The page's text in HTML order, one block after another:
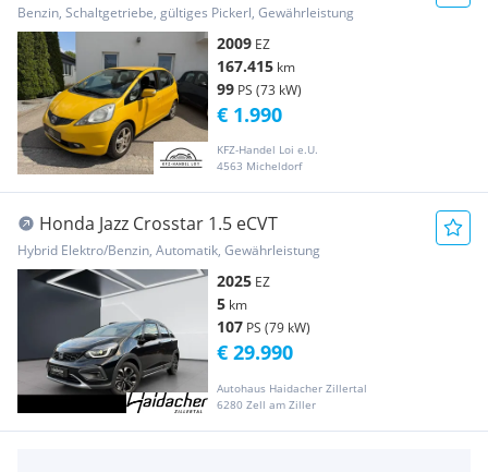
Benzin, Schaltgetriebe, gültiges Pickerl, Gewährleistung
2009 EZ
167.415 km
99 PS (73 kW)
KFZ-Handel Loi e.U.
4563 Micheldorf
€ 1.990
Honda Jazz Crosstar 1.5 eCVT
Hybrid Elektro/Benzin, Automatik, Gewährleistung
2025 EZ
5 km
107 PS (79 kW)
Autohaus Haidacher Zillertal
6280 Zell am Ziller
€ 29.990